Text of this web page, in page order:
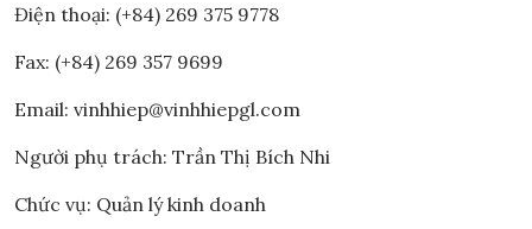
Điện thoại: (+84) 269 375 9778
Fax: (+84) 269 357 9699
Email: vinhhiep@vinhhiepgl.com
Người phụ trách: Trần Thị Bích Nhi
Chức vụ: Quản lý kinh doanh